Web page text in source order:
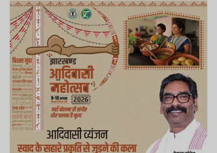
impactful journalism that informs and engages
readers.